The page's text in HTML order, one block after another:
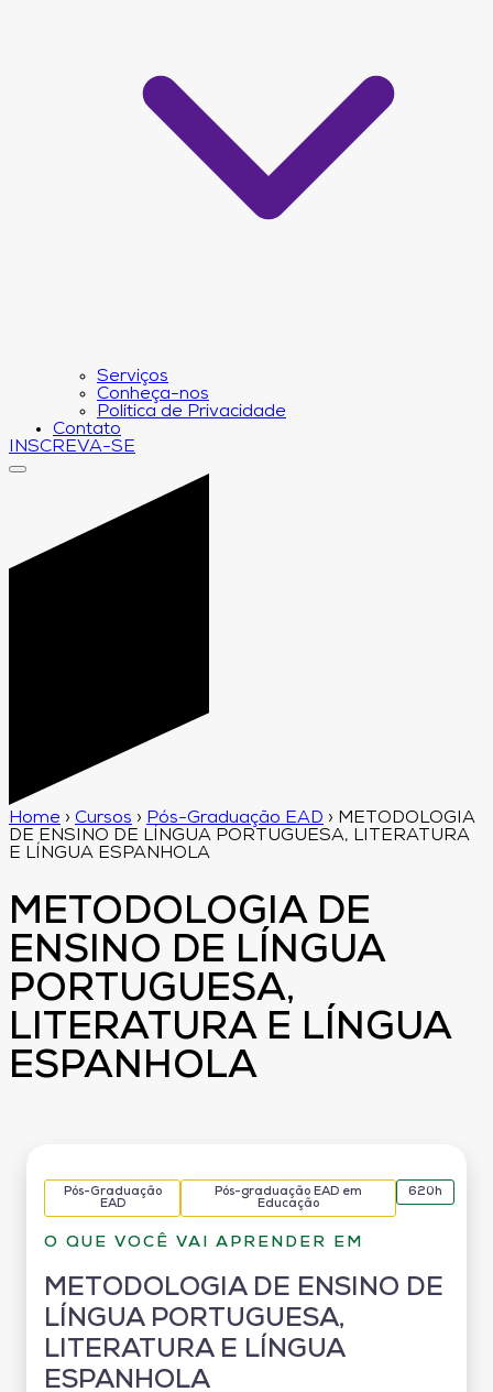
Serviços
Conheça-nos
Política de Privacidade
Contato
INSCREVA-SE
Home › Cursos › Pós-Graduação EAD › METODOLOGIA
DE ENSINO DE LÍNGUA PORTUGUESA, LITERATURA
E LÍNGUA ESPANHOLA
METODOLOGIA DE
ENSINO DE LÍNGUA
PORTUGUESA,
LITERATURA E LÍNGUA
ESPANHOLA
Pós-Graduação
EAD
Pós-graduação EAD em
Educação
620h
O QUE VOCÊ VAI APRENDER EM
METODOLOGIA DE ENSINO DE
LÍNGUA PORTUGUESA,
LITERATURA E LÍNGUA
ESPANHOLA